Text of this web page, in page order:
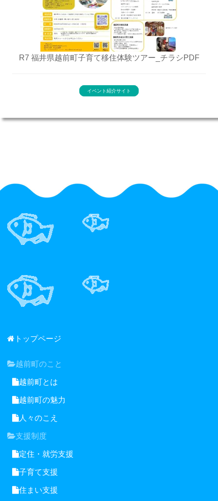
R7 福井県越前町子育て移住体験ツアー_チラシPDF
イベント紹介サイト
トップページ
越前町のこと
越前町とは
越前町の魅力
人々のこえ
支援制度
定住・就労支援
子育て支援
住まい支援